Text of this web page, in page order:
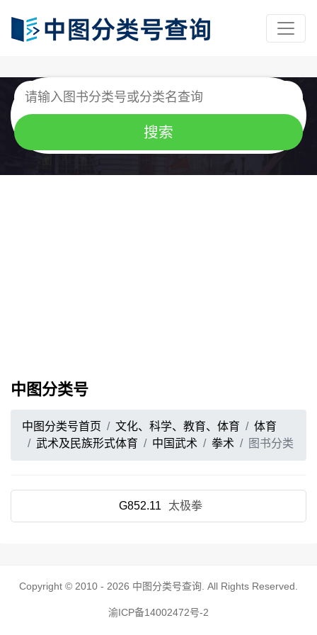
中图分类号
中图分类号首页 文化、科学、教育、体育
体育
武术及民族形式体育
中国武术 拳术 图书分类
G852.11 太极拳
Copyright © 2010 - 2026 中图分类号查询 . All Rights Reserved.
渝ICP备14002472号-2